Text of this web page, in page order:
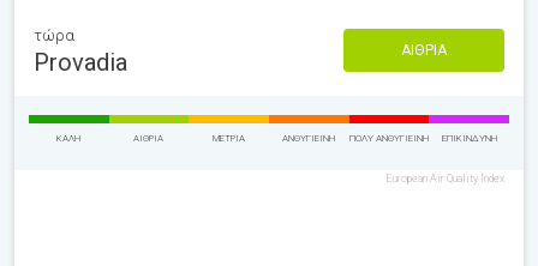
τώρα
Provadia ΑΊΘΡΙΑ
ΚΑΛΉ ΑΊΘΡΙΑ ΜΈΤΡΙΑ ΑΝΘΥΓΙΕΙΝΉ ΠΟΛΎ ΑΝΘΥΓΙΕΙΝΉ ΕΠΙΚΊΝΔΥΝΗ
European Air Quality Index